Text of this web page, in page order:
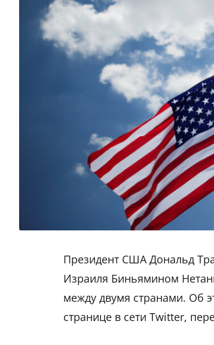
Президент США Дональд
Израиля Биньямином
между двумя странами. Об
странице в сети Twitter,